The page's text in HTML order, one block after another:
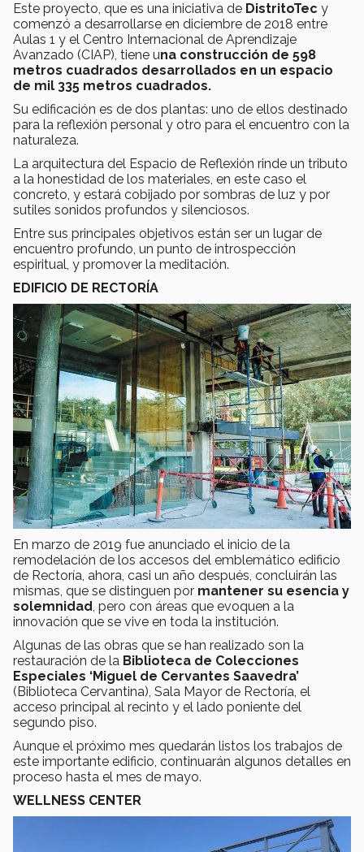
Este proyecto, que es una iniciativa de DistritoTec y
comenzó a desarrollarse en diciembre de 2018 entre
Aulas 1 y el Centro Internacional de Aprendizaje
Avanzado (CIAP), tiene una construcción de 598
metros cuadrados desarrollados en un espacio
de mil 335 metros cuadrados.
Su edificación es de dos plantas: uno de ellos destinado
para la reflexión personal y otro para el encuentro con la
naturaleza.
La arquitectura del Espacio de Reflexión rinde un tributo
a la honestidad de los materiales, en este caso el
concreto, y estará cobijado por sombras de luz y por
sutiles sonidos profundos y silenciosos.
Entre sus principales objetivos están ser un lugar de
encuentro profundo, un punto de introspección
espiritual, y promover la meditación.
EDIFICIO DE RECTORÍA
En marzo de 2019 fue anunciado el inicio de la
remodelación de los accesos del emblemático edificio
de Rectoría, ahora, casi un año después, concluirán las
mismas, que se distinguen por mantener su esencia y
solemnidad, pero con áreas que evoquen a la
innovación que se vive en toda la institución.
Algunas de las obras que se han realizado son la
restauración de la Biblioteca de Colecciones
Especiales ‘Miguel de Cervantes Saavedra’
(Biblioteca Cervantina), Sala Mayor de Rectoría, el
acceso principal al recinto y el lado poniente del
segundo piso.
Aunque el próximo mes quedarán listos los trabajos de
este importante edificio, continuarán algunos detalles en
proceso hasta el mes de mayo.
WELLNESS CENTER